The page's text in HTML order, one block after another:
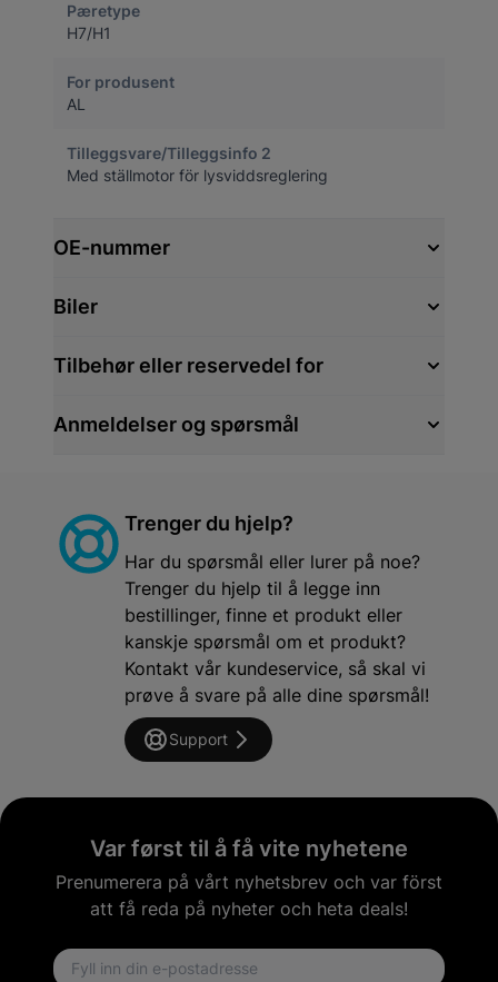
Pæretype
H7/H1
For produsent
AL
Tilleggsvare/Tilleggsinfo 2
Med ställmotor för lysviddsreglering
OE-nummer
Biler
Tilbehør eller reservedel for
Anmeldelser og spørsmål
Trenger du hjelp?
Har du spørsmål eller lurer på noe?
Trenger du hjelp til å legge inn
bestillinger, finne et produkt eller
kanskje spørsmål om et produkt?
Kontakt vår kundeservice, så skal vi
prøve å svare på alle dine spørsmål!
Support
Var først til å få vite nyhetene
Prenumerera på vårt nyhetsbrev och var först
att få reda på nyheter och heta deals!
Email address